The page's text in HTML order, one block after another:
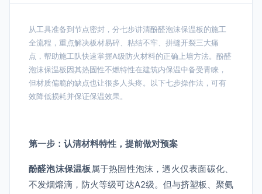
从工具准备到节点密封，分七步讲清酚醛泡沫保温板的施工
全流程，重点解决板材易碎、粘结不牢、拼缝开裂三大痛
点，帮助施工队快速掌握A级防火材料的正确上墙方法。酚醛
泡沫保温板因其热固性不燃特性在建筑内保温中备受青睐，
但材质偏脆的缺点也让很多人头疼。以下七步操作法，可有
效降低损耗并保证保温效果。
第一步：认清材料特性，提前做对预案
酚醛泡沫保温板 属于热固性泡沫，遇火仅表面碳化、
不发烟熔滴，防火等级可达A2级。但与挤塑板、聚氨